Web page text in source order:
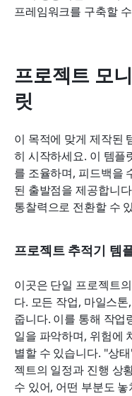
프레임워크를 구축할
프로젝트 모
릿
이 목적에 맞게 제작된
히 시작하세요. 이 템플
를 조율하며, 피드백을
된 출발점을 제공합니
통찰력으로 전환할 수
프로젝트 추적기 템
이곳은 단일 프로젝트
다. 모든 작업, 마일스
줍니다. 이를 통해 작업
일을 파악하며, 위험에
별할 수 있습니다. "상
젝트의 일정과 진행 상
수 있어, 어떤 부분도